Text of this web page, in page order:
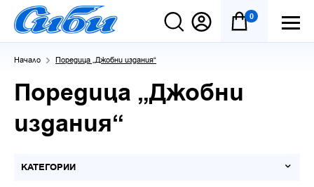
0
Начало Поредица „Джобни издания“
Поредица „Джобни
издания“
КАТЕГОРИИ